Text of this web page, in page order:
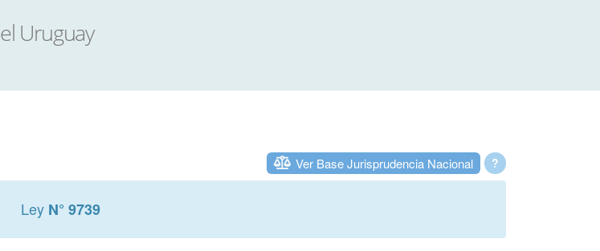
?
Ver Base Jurisprudencia Nacional
Ley N° 9739